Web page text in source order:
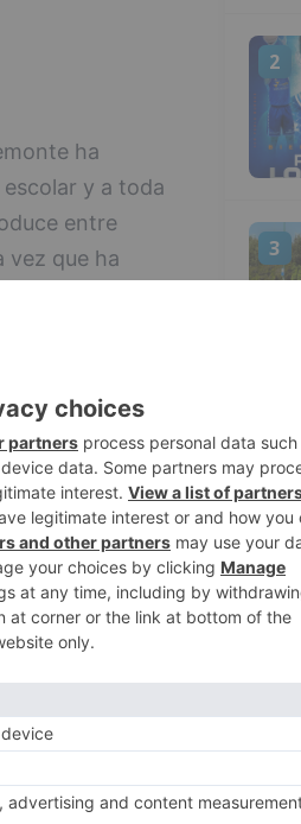
ha
y a toda
entre
vez que ha
al
de la
se
y provincia
burgalesas,
cinco de los
se
uno y
formas de
de los
2
3
4
5